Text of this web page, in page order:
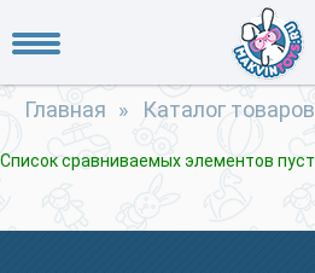
Главная » Каталог товаров
Список сравниваемых элементов пуст.